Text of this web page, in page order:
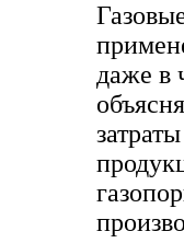
даже в